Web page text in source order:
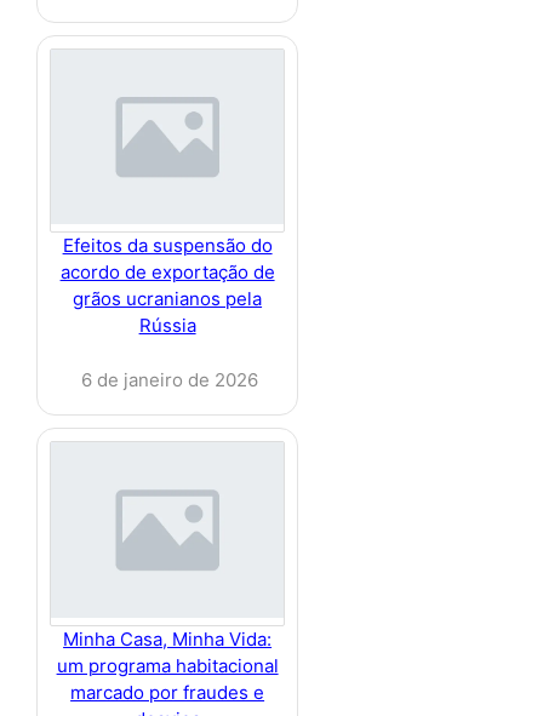
Efeitos da suspensão do
acordo de exportação de
grãos ucranianos pela
Rússia
6 de janeiro de 2026
Minha Casa, Minha Vida:
um programa habitacional
marcado por fraudes e